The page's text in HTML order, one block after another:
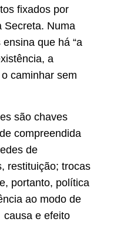
fixados por
Secreta. Numa
que há “a
a
caminhar sem
são chaves
compreendida
de
restituição; trocas
portanto, política
ao modo de
e efeito